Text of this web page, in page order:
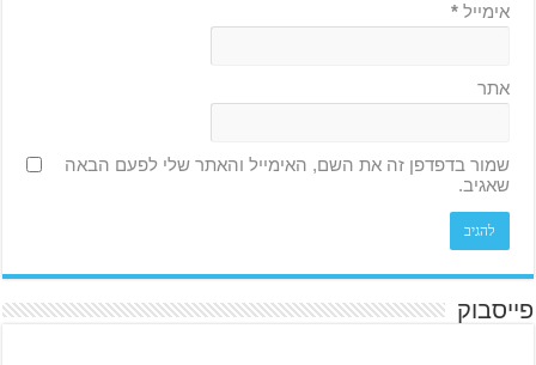
אימייל*
אתר
שמור בדפדפן זה את השם, האימייל והאתר שלי לפעם הבאה
שאגיב.
פייסבוק